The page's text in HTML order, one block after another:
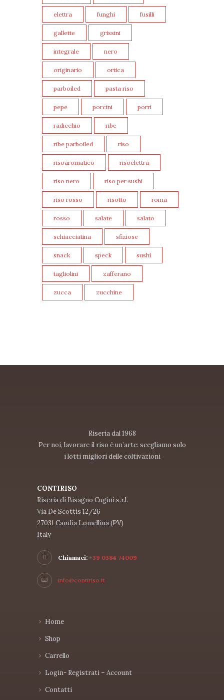
elettra funghi fusilli
gallette grissini
integrale nero
originario ortica
parboiled pasta riso
pepe porcini porri
radicchio ribe
ribe parboiled riso
risoaromatico risoelettra
riso nero riso per sushi
riso rosso risotto roma
rosso salate salato
schiacciatina sfiziose
snack speck sushi
tagliolini zafferano
zucca zucchine
Riseria dal 1968
Per noi, lavorare il riso è un’arte: scegliamo solo
i lotti migliori delle coltivazioni
CONTIRISO
Riseria di Bisagno Cugini s.r.l.
Via De Scottis 12/26
27031 Candia Lomellina (PV)
Italy
Chiamaci: +39 0384 74009
info@contiriso.it
Home
Shop
Carrello
Login- Registrati – Account
Contatti